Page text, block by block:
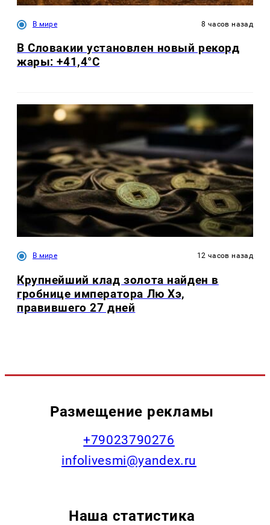
В мире 8 часов назад
В Словакии установлен новый рекорд
жары: +41,4°С
В мире 12 часов назад
Крупнейший клад золота найден в
гробнице императора Лю Хэ,
правившего 27 дней
Размещение рекламы
+79023790276
infolivesmi@yandex.ru
Наша статистика